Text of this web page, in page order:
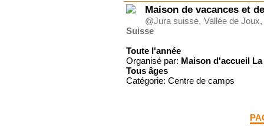
Maison de vacances et
@Jura suisse, Vallée de
Suisse
Toute l'année
Organisé par: Maison d'accueil
Tous âges
Catégorie: Centre de camps